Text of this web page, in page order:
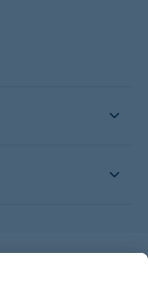
destinée aux
nets majorés de